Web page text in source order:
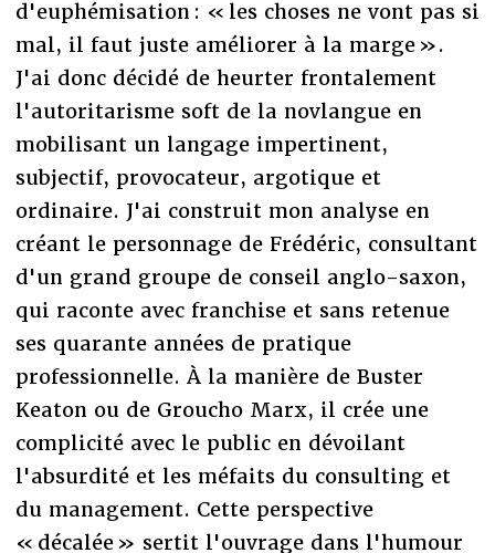
d'euphémisation : « les choses ne vont pas si
mal, il faut juste améliorer à la marge ».
J'ai donc décidé de heurter frontalement
l'autoritarisme soft de la novlangue en
mobilisant un langage impertinent,
subjectif, provocateur, argotique et
ordinaire. J'ai construit mon analyse en
créant le personnage de Frédéric, consultant
d'un grand groupe de conseil anglo-saxon,
qui raconte avec franchise et sans retenue
ses quarante années de pratique
professionnelle. À la manière de Buster
Keaton ou de Groucho Marx, il crée une
complicité avec le public en dévoilant
l'absurdité et les méfaits du consulting et
du management. Cette perspective
« décalée » sertit l'ouvrage dans l'humour